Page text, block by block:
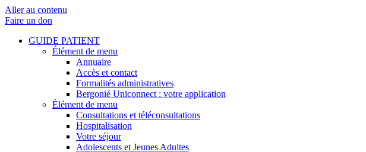
Aller au contenu
Faire un don
GUIDE PATIENT
Élément de menu
Annuaire
Accès et contact
Formalités administratives
Bergonié Uniconnect : votre application
Élément de menu
Consultations et téléconsultations
Hospitalisation
Votre séjour
Adolescents et Jeunes Adultes